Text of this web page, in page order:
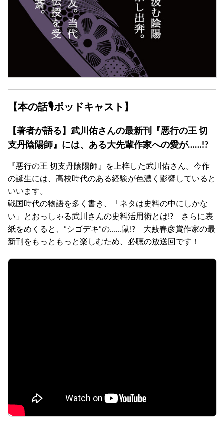
【本の話🎙ポッドキャスト】
【著者が語る】武川佑さんの最新刊『悪行の王 切
支丹陰陽師』には、ある大先輩作家への愛が……!?
『悪行の王 切支丹陰陽師』を上梓した武川佑さん。今作
の誕生には、高校時代のある経験が色濃く影響していると
いいます。
戦国時代の物語を多く書き、「ネタは史料の中にしかな
い」とおっしゃる武川さんの史料活用術とは!? さらに表
紙をめくると、”シゴデキ”の……鼠!? 大藪春彦賞作家の最
新刊をもっともっと楽しむため、必聴の放送回です！